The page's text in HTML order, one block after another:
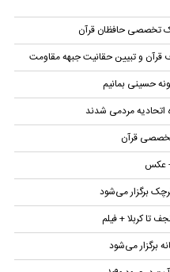
تخصصی حافظان قرآن
قرآن و تبیین حقانیت جبهه مقاومت
حسینی بمانیم
اتحادیه‌ مردمی شدند
قرآن
+ عکس
برگزار می‌شود
تا کربلا + فیلم
برگزار می‌شود